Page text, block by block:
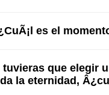
es el
tuvieras que elegir
la eternidad,